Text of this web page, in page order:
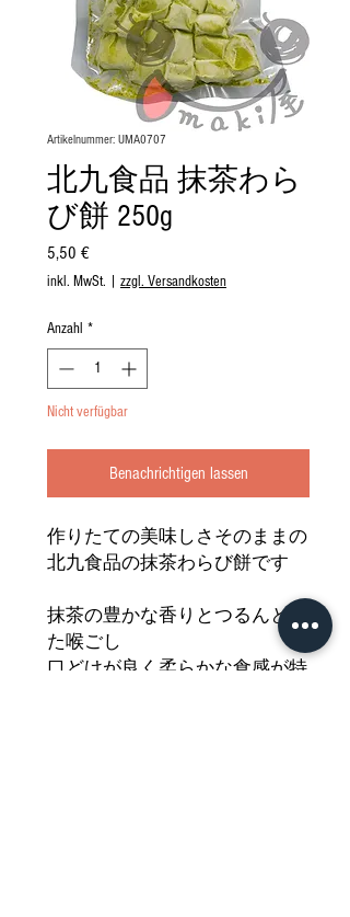
Artikelnummer: UMA0707
北九食品 抹茶わら
び餅 250g
5,50 €Preis
inkl. MwSt. zzgl. Versandkosten
Anzahl *
Nicht verfügbar
Benachrichtigen lassen
作りたての美味しさそのままの
北九食品の抹茶わらび餅です
抹茶の豊かな香りとつるんとし
た喉ごし
口どけが良く柔らかな食感が特